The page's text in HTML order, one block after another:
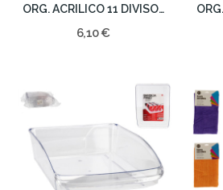
ORG. ACRILICO 11 DIVISOES
6,10 €